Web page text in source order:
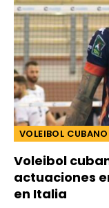
VOLEIBOL CUBANO
Voleibol
actuaciones
en Italia